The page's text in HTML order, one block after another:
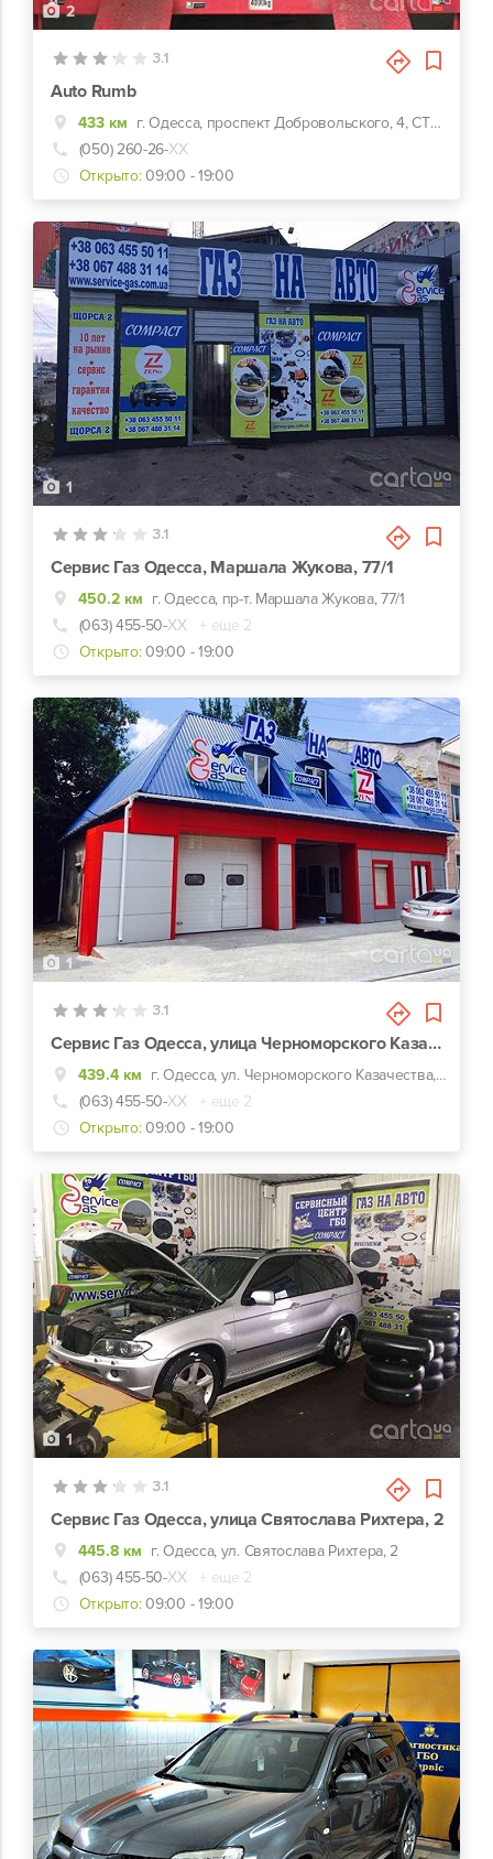
2
3.1
Auto Rumb
433 км
г. Одесса, проспект Добровольского, 4, СТО "ТОН"
(050) 260-26-ХХ
Открыто: 09:00 - 19:00
1
3.1
Сервис Газ Одесса, Маршала Жукова, 77/1
450.2 км г. Одесса, пр-т. Маршала Жукова, 77/1
(063) 455-50-ХХ
+ еще 2
Открыто: 09:00 - 19:00
1
3.1
Сервис Газ Одесса, улица Черноморского Казачества, 17
439.4 км
г. Одесса, ул. Черноморского Казачества, 17
(063) 455-50-ХХ
+ еще 2
Открыто: 09:00 - 19:00
1
3.1
Сервис Газ Одесса, улица Святослава Рихтера, 2
445.8 км г. Одесса, ул. Святослава Рихтера, 2
(063) 455-50-ХХ
+ еще 2
Открыто: 09:00 - 19:00